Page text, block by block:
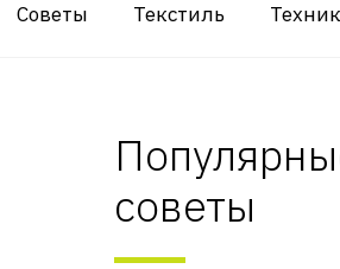
Советы Текстиль
советы